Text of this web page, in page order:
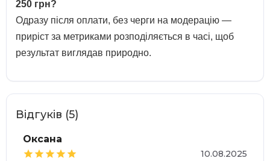
250 грн?
Одразу після оплати, без черги на модерацію —
приріст за метриками розподіляється в часі, щоб
результат виглядав природно.
Відгуків (5)
Оксана

10.08.2025